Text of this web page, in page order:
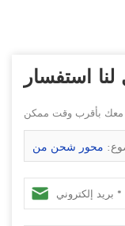
استفسار
محور شحن من POE إلى Type-C لأجهزة iPad